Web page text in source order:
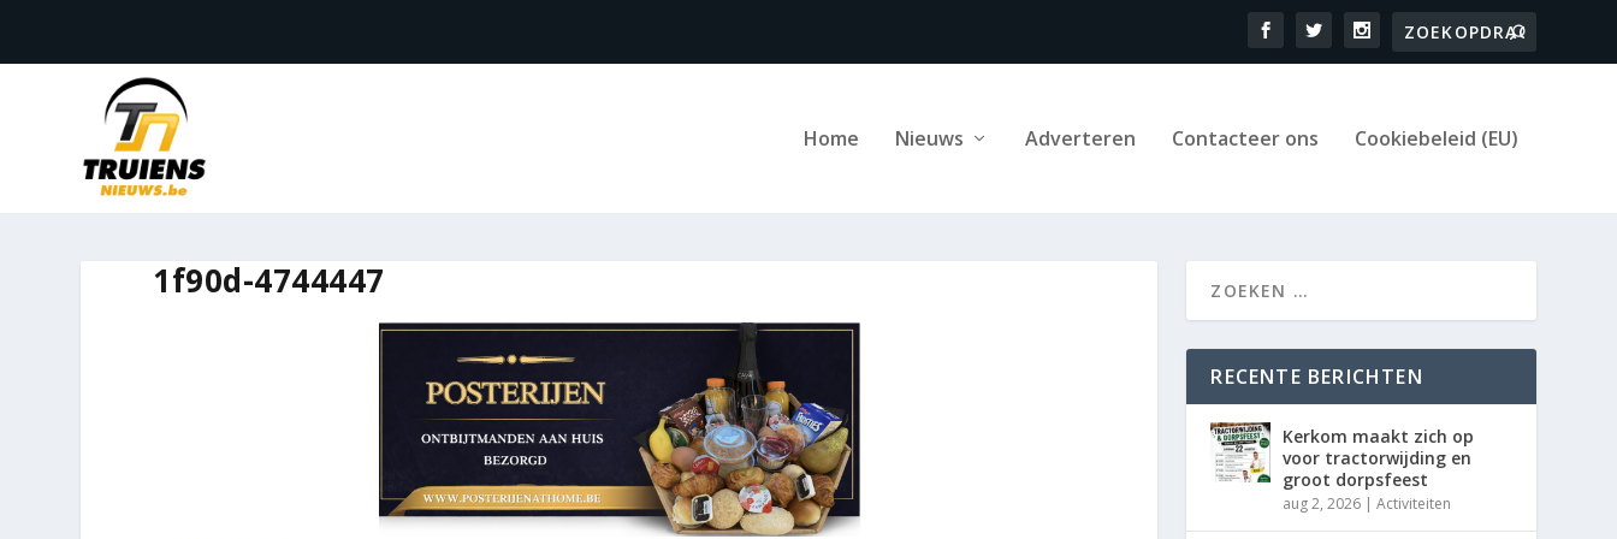
Home Nieuws Adverteren Contacteer ons Cookiebeleid (EU)
1f90d-4744447
RECENTE BERICHTEN
Kerkom maakt zich op
voor tractorwijding en
groot dorpsfeest
aug 2, 2026 |Activiteiten